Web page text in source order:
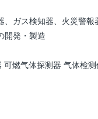
、ガス検知器、火災警報
開発・製造
可燃气体探测器 气体检测